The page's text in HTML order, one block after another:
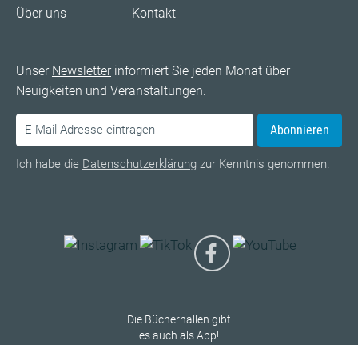
Über uns Kontakt
Unser Newsletterinformiert Sie jeden Monat über
Neuigkeiten und Veranstaltungen.
Abonnieren
Ich habe die Datenschutzerklärung zur Kenntnis genommen.
Die Bücherhallen gibt
es auch als App!